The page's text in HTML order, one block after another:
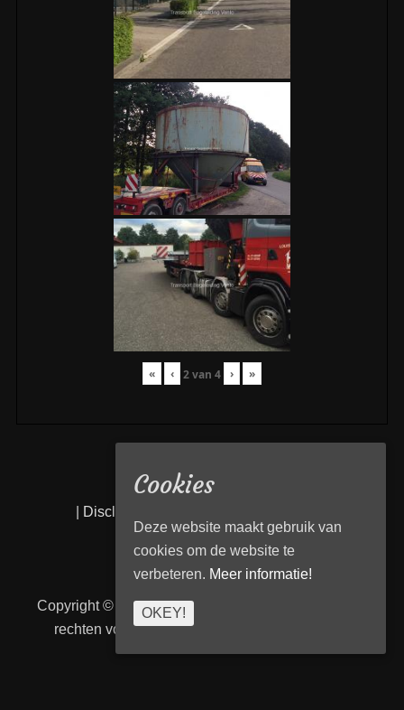
« ‹ 2van 4 › »
Disclaimer
Copyright © 2026Transport Begeleiding Venlo
rechten voorbehouden. | TBVenlo door
Cookies
Deze website maakt gebruik van
cookies om de website te
verbeteren. Meer informatie!
OKEY!